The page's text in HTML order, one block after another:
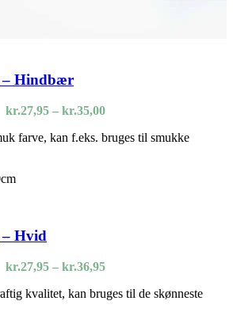
– Hindbær
kr.27,95 – kr.35,00Prisinterval:
til
farve, kan f.eks. bruges til smukke
– Hvid
kr.27,95 – kr.36,95Prisinterval:
til
kvalitet, kan bruges til de skønneste